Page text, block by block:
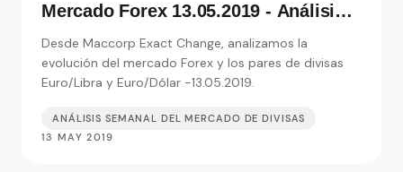
Mercado Forex 13.05.2019 - Análisis
de moneda
Desde Maccorp Exact Change, analizamos la
evolución del mercado Forex y los pares de divisas
Euro/Libra y Euro/Dólar -13.05.2019.
ANÁLISIS SEMANAL DEL MERCADO DE DIVISAS
13 MAY 2019